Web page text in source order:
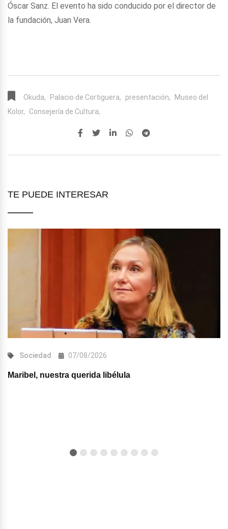
Óscar Sanz. El evento ha sido conducido por el director de
la fundación, Juan Vera.
Okuda, Palacio de Cortiguera, presentación,
Museo del
Kolor,
Consejería de Cultura,
TE PUEDE INTERESAR
Sociedad 07/08/2026
Maribel, nuestra querida libélula